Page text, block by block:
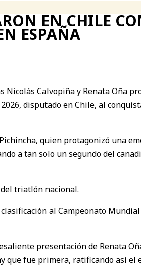
EN CHILE
ESPAÑA
Calvopiña y Renata Oña
disputado en Chile, al
quien protagonizó una
a tan solo un segundo del
triatlón nacional.
al Campeonato
presentación de Renata
que fue primera, ratificando así el